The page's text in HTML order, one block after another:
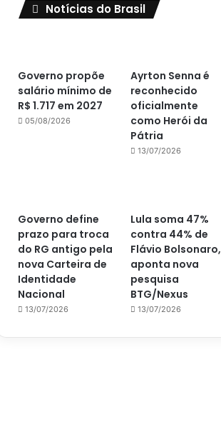
Notícias do Brasil
Governo propõe
salário mínimo de
R$ 1.717 em 2027
05/08/2026
Ayrton Senna é
reconhecido
oficialmente
como Herói da
Pátria
13/07/2026
Governo define
prazo para troca
do RG antigo pela
nova Carteira de
Identidade
Nacional
13/07/2026
Lula soma 47%
contra 44% de
Flávio Bolsonaro,
aponta nova
pesquisa
BTG/Nexus
13/07/2026